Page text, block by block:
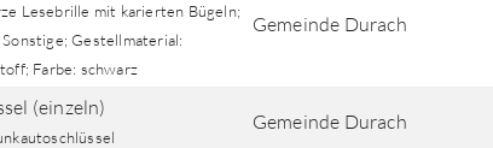
Lesebrille mit karierten Bügeln;
Gestellmaterial:
Farbe: schwarz
Gemeinde Durach
(einzeln)
Gemeinde Durach